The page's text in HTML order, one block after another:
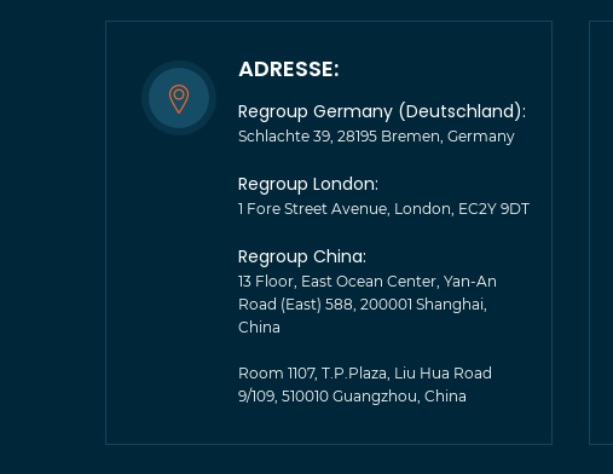
ADRESSE:
Regroup Germany (Deutschland):
Schlachte 39, 28195 Bremen, Germany
Regroup London:
1 Fore Street Avenue, London, EC2Y 9DT
Regroup China:
13 Floor, East Ocean Center, Yan-An
Road (East) 588, 200001 Shanghai,
China
Room 1107, T.P.Plaza, Liu Hua Road
9/109, 510010 Guangzhou, China